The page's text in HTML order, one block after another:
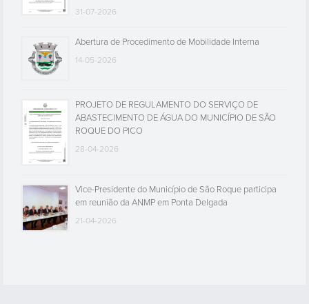
31-07-2026
Abertura de Procedimento de Mobilidade Interna
14-05-2026
PROJETO DE REGULAMENTO DO SERVIÇO DE
ABASTECIMENTO DE ÁGUA DO MUNICÍPIO DE SÃO
ROQUE DO PICO
28-04-2026
Vice-Presidente do Município de São Roque participa
em reunião da ANMP em Ponta Delgada
21-04-2026